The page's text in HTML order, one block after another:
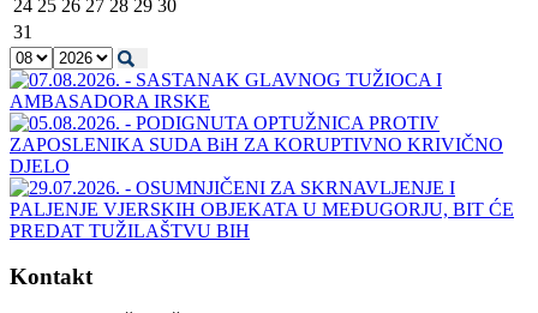
24 25 26 27 28 29 30
31
Kontakt